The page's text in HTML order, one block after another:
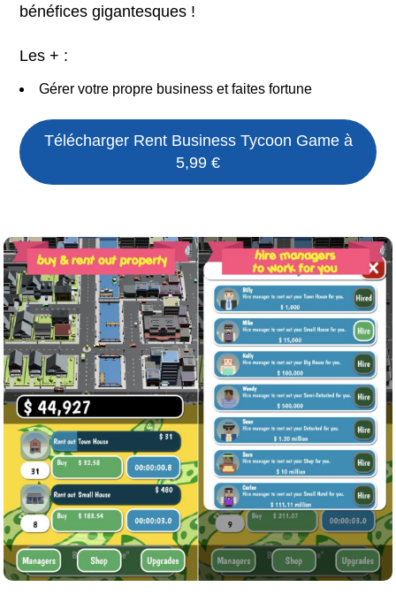
bénéfices gigantesques !
Les + :
Gérer votre propre business et faites fortune
Télécharger Rent Business Tycoon Gameà
5,99 €